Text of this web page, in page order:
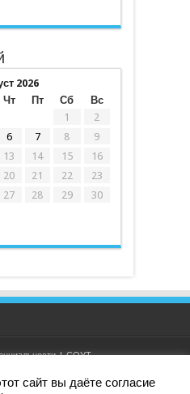
2026
Чт Пт Сб
Вс
1
2
6 7 8
9
13 14 15
16
20 21 22
23
27 28 29
30
|СОУТ
сайт вы даёте согласие